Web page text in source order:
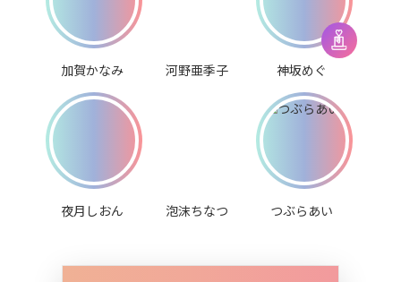
加賀かなみ 河野亜季子 神坂めぐ
夜月しおん 泡沫ちなつ つぶらあい